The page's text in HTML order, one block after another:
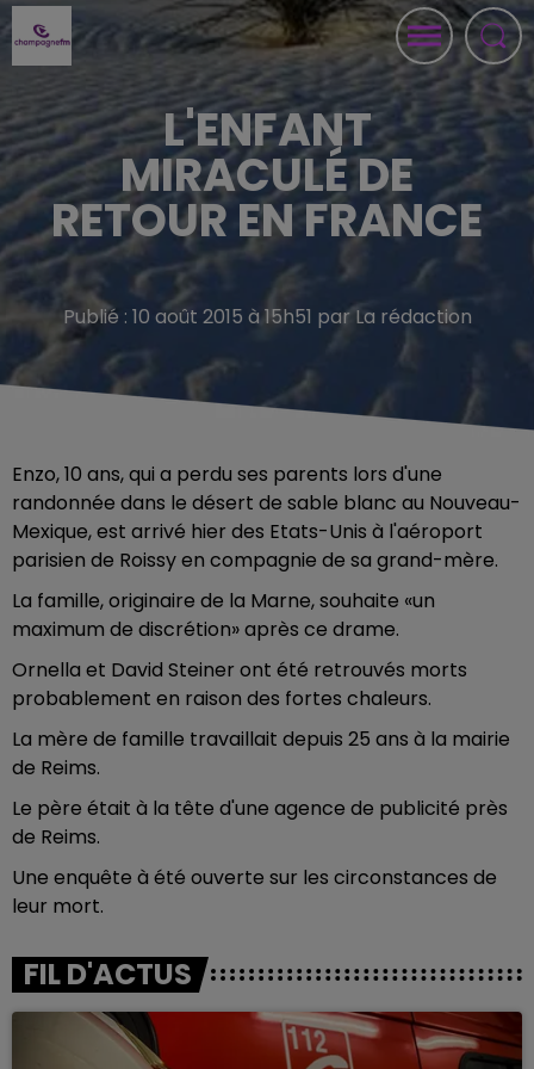
L'ENFANT
MIRACULÉ DE
RETOUR EN FRANCE
Publié : 10 août 2015 à 15h51 par La rédaction
Enzo, 10 ans, qui a perdu ses parents lors d'une
randonnée dans le désert de sable blanc au Nouveau-
Mexique, est arrivé hier des Etats-Unis à l'aéroport
parisien de Roissy en compagnie de sa grand-mère.
La famille, originaire de la Marne, souhaite «un
maximum de discrétion» après ce drame.
Ornella et David Steiner ont été retrouvés morts
probablement en raison des fortes chaleurs.
La mère de famille travaillait depuis 25 ans à la mairie
de Reims.
Le père était à la tête d'une agence de publicité près
de Reims.
Une enquête à été ouverte sur les circonstances de
leur mort.
FIL D'ACTUS